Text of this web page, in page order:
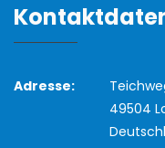
Adresse:
49504